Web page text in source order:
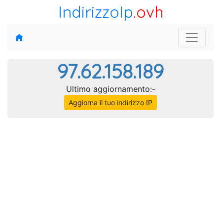
IndirizzoIp.ovh
97.62.158.189
Ultimo aggiornamento:-
Aggiorna il tuo indirizzo IP